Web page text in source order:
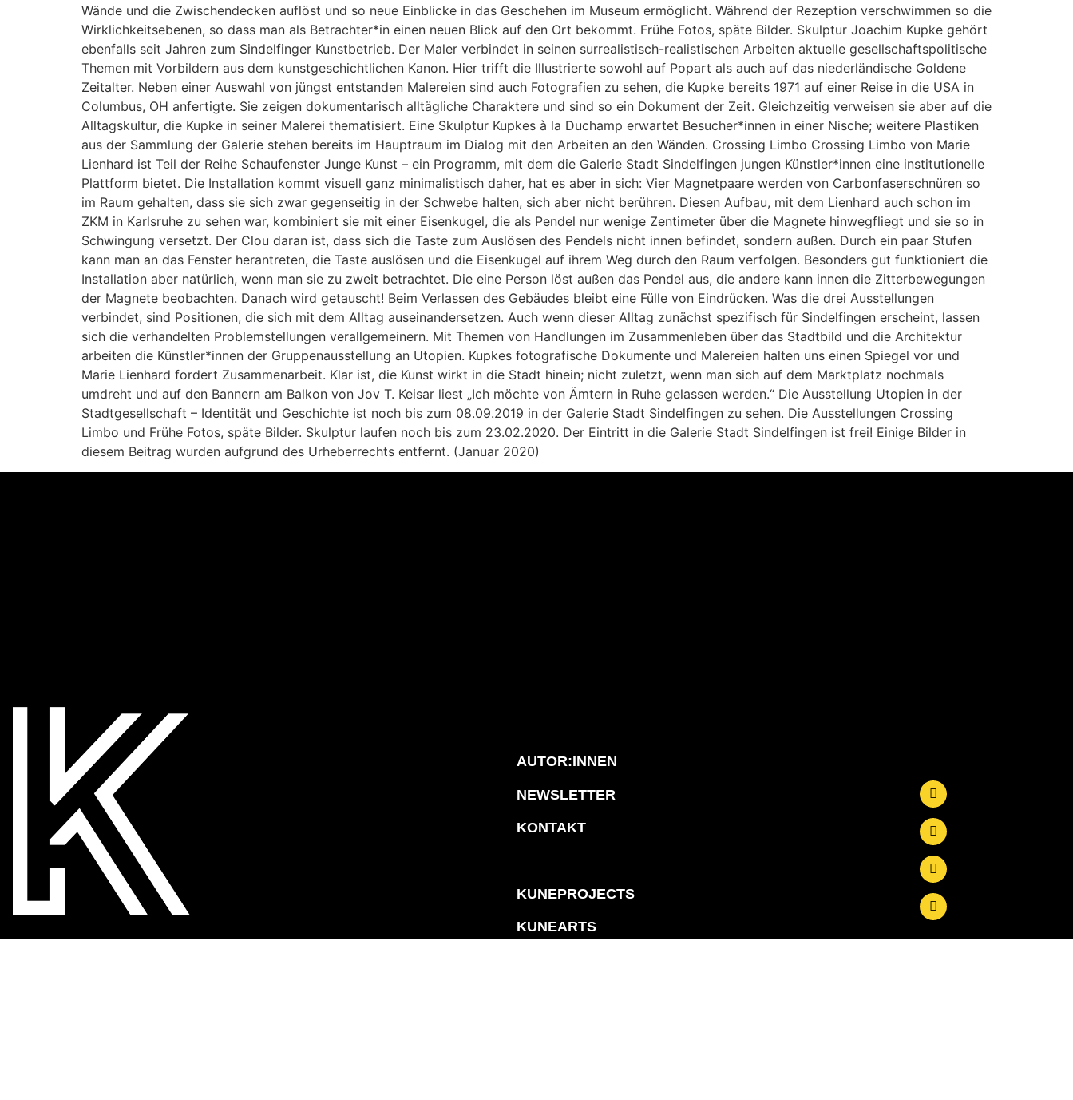
Wände und die Zwischendecken auflöst und so neue Einblicke in das Geschehen im Museum ermöglicht. Während der Rezeption verschwimmen so die
Wirklichkeitsebenen, so dass man als Betrachter*in einen neuen Blick auf den Ort bekommt. Frühe Fotos, späte Bilder. Skulptur Joachim Kupke gehört
ebenfalls seit Jahren zum Sindelfinger Kunstbetrieb. Der Maler verbindet in seinen surrealistisch-realistischen Arbeiten aktuelle gesellschaftspolitische
Themen mit Vorbildern aus dem kunstgeschichtlichen Kanon. Hier trifft die Illustrierte sowohl auf Popart als auch auf das niederländische Goldene
Zeitalter. Neben einer Auswahl von jüngst entstanden Malereien sind auch Fotografien zu sehen, die Kupke bereits 1971 auf einer Reise in die USA in
Columbus, OH anfertigte. Sie zeigen dokumentarisch alltägliche Charaktere und sind so ein Dokument der Zeit. Gleichzeitig verweisen sie aber auf die
Alltagskultur, die Kupke in seiner Malerei thematisiert. Eine Skulptur Kupkes à la Duchamp erwartet Besucher*innen in einer Nische; weitere Plastiken
aus der Sammlung der Galerie stehen bereits im Hauptraum im Dialog mit den Arbeiten an den Wänden. Crossing Limbo Crossing Limbo von Marie
Lienhard ist Teil der Reihe Schaufenster Junge Kunst – ein Programm, mit dem die Galerie Stadt Sindelfingen jungen Künstler*innen eine institutionelle
Plattform bietet. Die Installation kommt visuell ganz minimalistisch daher, hat es aber in sich: Vier Magnetpaare werden von Carbonfaserschnüren so
im Raum gehalten, dass sie sich zwar gegenseitig in der Schwebe halten, sich aber nicht berühren. Diesen Aufbau, mit dem Lienhard auch schon im
ZKM in Karlsruhe zu sehen war, kombiniert sie mit einer Eisenkugel, die als Pendel nur wenige Zentimeter über die Magnete hinwegfliegt und sie so in
Schwingung versetzt. Der Clou daran ist, dass sich die Taste zum Auslösen des Pendels nicht innen befindet, sondern außen. Durch ein paar Stufen
kann man an das Fenster herantreten, die Taste auslösen und die Eisenkugel auf ihrem Weg durch den Raum verfolgen. Besonders gut funktioniert die
Installation aber natürlich, wenn man sie zu zweit betrachtet. Die eine Person löst außen das Pendel aus, die andere kann innen die Zitterbewegungen
der Magnete beobachten. Danach wird getauscht! Beim Verlassen des Gebäudes bleibt eine Fülle von Eindrücken. Was die drei Ausstellungen
verbindet, sind Positionen, die sich mit dem Alltag auseinandersetzen. Auch wenn dieser Alltag zunächst spezifisch für Sindelfingen erscheint, lassen
sich die verhandelten Problemstellungen verallgemeinern. Mit Themen von Handlungen im Zusammenleben über das Stadtbild und die Architektur
arbeiten die Künstler*innen der Gruppenausstellung an Utopien. Kupkes fotografische Dokumente und Malereien halten uns einen Spiegel vor und
Marie Lienhard fordert Zusammenarbeit. Klar ist, die Kunst wirkt in die Stadt hinein; nicht zuletzt, wenn man sich auf dem Marktplatz nochmals
umdreht und auf den Bannern am Balkon von Jov T. Keisar liest „Ich möchte von Ämtern in Ruhe gelassen werden.“ Die Ausstellung Utopien in der
Stadtgesellschaft – Identität und Geschichte ist noch bis zum 08.09.2019 in der Galerie Stadt Sindelfingen zu sehen. Die Ausstellungen Crossing
Limbo und Frühe Fotos, späte Bilder. Skulptur laufen noch bis zum 23.02.2020. Der Eintritt in die Galerie Stadt Sindelfingen ist frei! Einige Bilder in
diesem Beitrag wurden aufgrund des Urheberrechts entfernt. (Januar 2020)
KUNEONLINE –
AUTOR:INNEN
NEWSLETTER
KONTAKT
KUNEPROJECTS
KUNEARTS